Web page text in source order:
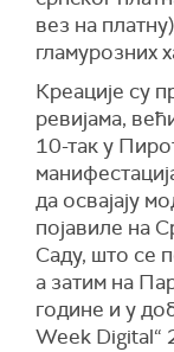
вез на
гламурозних
Креације су
ревијама,
10-так у
да освајају
појавиле на
Саду, што се
а затим на
године и у
Week Digital“